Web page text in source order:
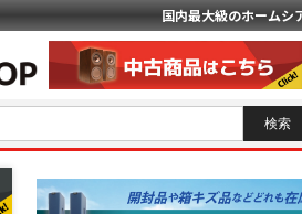
国内最大級のホームシ